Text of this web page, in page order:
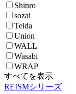
Shinro
sozai
Teida
Union
WALL
Wasabi
WRAP
すべてを表示
REISMシリーズ